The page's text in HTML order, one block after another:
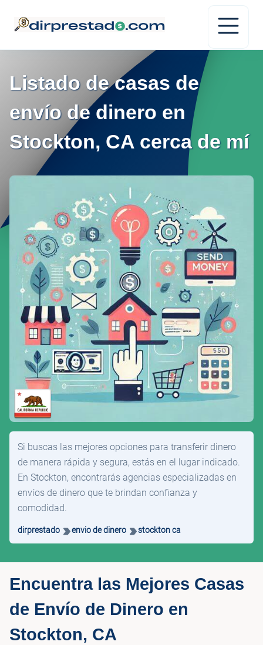
Listado de casas de
envío de dinero en
Stockton, CA cerca de mí
Si buscas las mejores opciones para transferir dinero
de manera rápida y segura, estás en el lugar indicado.
En Stockton, encontrarás agencias especializadas en
envíos de dinero que te brindan confianza y
comodidad.
dirprestado envio de dinero stockton ca
Encuentra las Mejores Casas
de Envío de Dinero en
Stockton, CA